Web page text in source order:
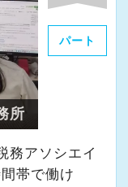
パート
所
務アソシエイ
帯で働け